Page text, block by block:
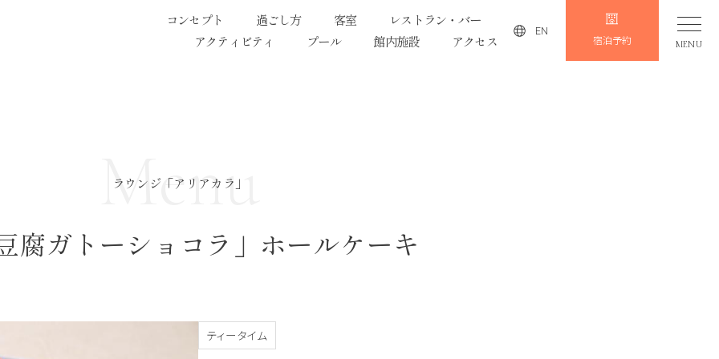
コンセプト 過ごし方 客室
レストラン・バー
アクティビティ
プール 館内施設 アクセス
EN
宿泊予約 MENU
Menu
ラウンジ「アリアカラ」
腐ガトーショコラ」ホールケーキ
ティータイム